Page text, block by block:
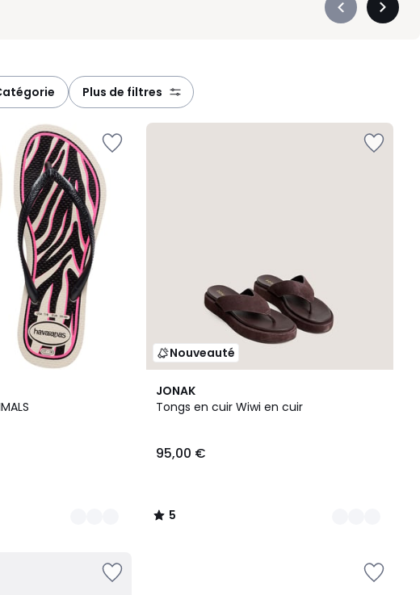
Précédent
catégorie plus de filtres
Nouveauté
JONAK
Tongs en cuir Wiwi en cuir
95,00 €
5
/
2
Couleurs
5
/